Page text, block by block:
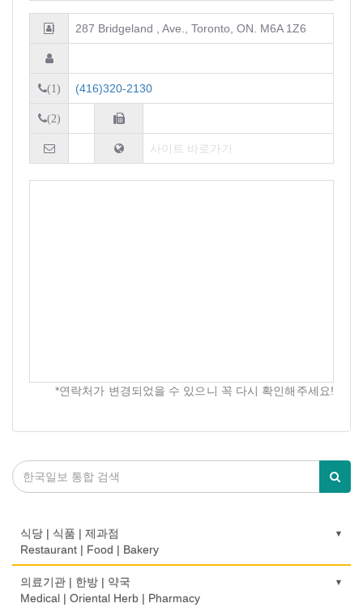
287 Bridgeland , Ave., Toronto, ON. M6A 1Z6
(1) (416)320-2130
(2)
사이트 바로가기
*연락처가 변경되었을 수 있으니 꼭 다시 확인해주세요!
식당 | 식품 | 제과점
Restaurant | Food | Bakery
농장
Farm
의료기관 | 한방 | 약국
Medical | Oriental Herb | Pharmacy